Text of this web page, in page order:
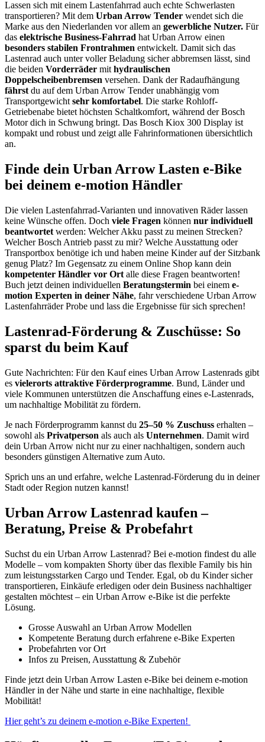
Lassen sich mit einem Lastenfahrrad auch echte Schwerlasten
transportieren? Mit dem Urban Arrow Tender wendet sich die
Marke aus den Niederlanden vor allem an gewerbliche Nutzer. Für
das elektrische Business-Fahrrad hat Urban Arrow einen
besonders stabilen Frontrahmen entwickelt. Damit sich das
Lastenrad auch unter voller Beladung sicher abbremsen lässt, sind
die beiden Vorderräder mit hydraulischen
Doppelscheibenbremsen versehen. Dank der Radaufhängung
fährst du auf dem Urban Arrow Tender unabhängig vom
Transportgewicht sehr komfortabel. Die starke Rohloff-
Getriebenabe bietet höchsten Schaltkomfort, während der Bosch
Motor dich in Schwung bringt. Das Bosch Kiox 300 Display ist
kompakt und robust und zeigt alle Fahrinformationen übersichtlich
an.
Finde dein Urban Arrow Lasten e-Bike
bei deinem e-motion Händler
Die vielen Lastenfahrrad-Varianten und innovativen Räder lassen
keine Wünsche offen. Doch viele Fragen können nur individuell
beantwortet werden: Welcher Akku passt zu meinen Strecken?
Welcher Bosch Antrieb passt zu mir? Welche Ausstattung oder
Transportbox benötige ich und haben meine Kinder auf der Sitzbank
genug Platz? Im Gegensatz zu einem Online Shop kann dein
kompetenter Händler vor Ort alle diese Fragen beantworten!
Buch jetzt deinen individuellen Beratungstermin bei einem e-
motion Experten in deiner Nähe, fahr verschiedene Urban Arrow
Lastenfahrräder Probe und lass die Ergebnisse für sich sprechen!
Lastenrad-Förderung & Zuschüsse: So
sparst du beim Kauf
Gute Nachrichten: Für den Kauf eines Urban Arrow Lastenrads gibt
es vielerorts attraktive Förderprogramme. Bund, Länder und
viele Kommunen unterstützen die Anschaffung eines e-Lastenrads,
um nachhaltige Mobilität zu fördern.
Je nach Förderprogramm kannst du 25–50 % Zuschuss erhalten –
sowohl als Privatperson als auch als Unternehmen. Damit wird
dein Urban Arrow nicht nur zu einer nachhaltigen, sondern auch
besonders günstigen Alternative zum Auto.
Sprich uns an und erfahre, welche Lastenrad-Förderung du in deiner
Stadt oder Region nutzen kannst!
Urban Arrow Lastenrad kaufen –
Beratung, Preise & Probefahrt
Suchst du ein Urban Arrow Lastenrad? Bei e-motion findest du alle
Modelle – vom kompakten Shorty über das flexible Family bis hin
zum leistungsstarken Cargo und Tender. Egal, ob du Kinder sicher
transportieren, Einkäufe erledigen oder dein Business nachhaltiger
gestalten möchtest – ein Urban Arrow e-Bike ist die perfekte
Lösung.
Grosse Auswahl an Urban Arrow Modellen
Kompetente Beratung durch erfahrene e-Bike Experten
Probefahrten vor Ort
Infos zu Preisen, Ausstattung & Zubehör
Finde jetzt dein Urban Arrow Lasten e-Bike bei deinem e-motion
Händler in der Nähe und starte in eine nachhaltige, flexible
Mobilität!
Hier geht’s zu deinem e-motion e-Bike Experten!